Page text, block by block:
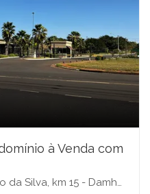
à Venda com
km 15 - Damha Fit, Ipiguá-SP